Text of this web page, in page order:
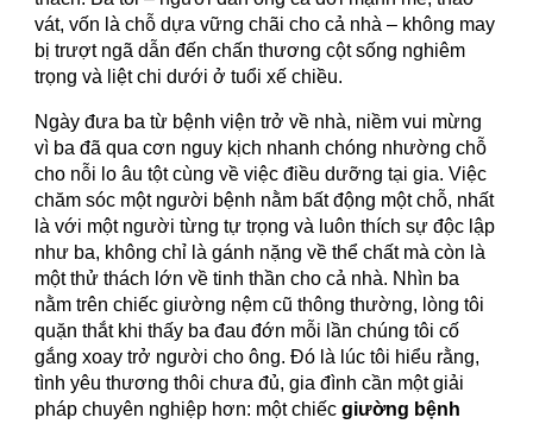
vát, vốn là chỗ dựa vững chãi cho cả nhà – không may
bị trượt ngã dẫn đến chấn thương cột sống nghiêm
trọng và liệt chi dưới ở tuổi xế chiều.
Ngày đưa ba từ bệnh viện trở về nhà, niềm vui mừng
vì ba đã qua cơn nguy kịch nhanh chóng nhường chỗ
cho nỗi lo âu tột cùng về việc điều dưỡng tại gia. Việc
chăm sóc một người bệnh nằm bất động một chỗ, nhất
là với một người từng tự trọng và luôn thích sự độc lập
như ba, không chỉ là gánh nặng về thể chất mà còn là
một thử thách lớn về tinh thần cho cả nhà. Nhìn ba
nằm trên chiếc giường nệm cũ thông thường, lòng tôi
quặn thắt khi thấy ba đau đớn mỗi lần chúng tôi cố
gắng xoay trở người cho ông. Đó là lúc tôi hiểu rằng,
tình yêu thương thôi chưa đủ, gia đình cần một giải
pháp chuyên nghiệp hơn: một chiếcgiường bệnh